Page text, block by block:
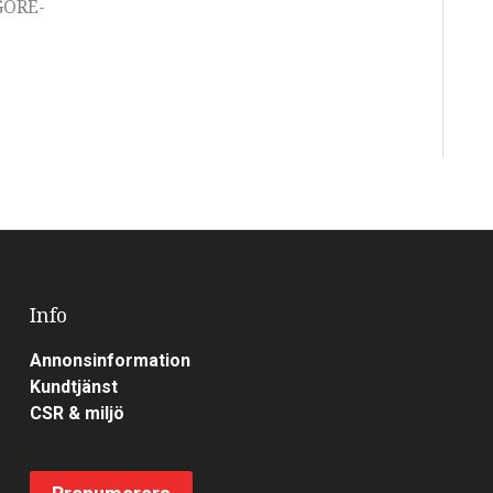
Info
Annonsinformation
Kundtjänst
CSR & miljö